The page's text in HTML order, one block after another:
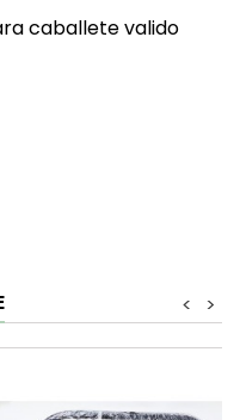
caballete valido
>
<